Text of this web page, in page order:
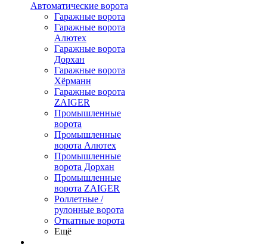
Автоматические ворота
Гаражные ворота
Гаражные ворота
Алютех
Гаражные ворота
Дорхан
Гаражные ворота
Хёрманн
Гаражные ворота
ZAIGER
Промышленные
ворота
Промышленные
ворота Алютех
Промышленные
ворота Дорхан
Промышленные
ворота ZAIGER
Роллетные /
рулонные ворота
Откатные ворота
Ещё